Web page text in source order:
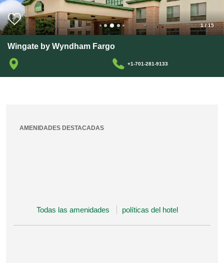
1/15
Wingate by Wyndham Fargo
+1-701-281-9133
AMENIDADES DESTACADAS
Todas las amenidades políticas del hotel